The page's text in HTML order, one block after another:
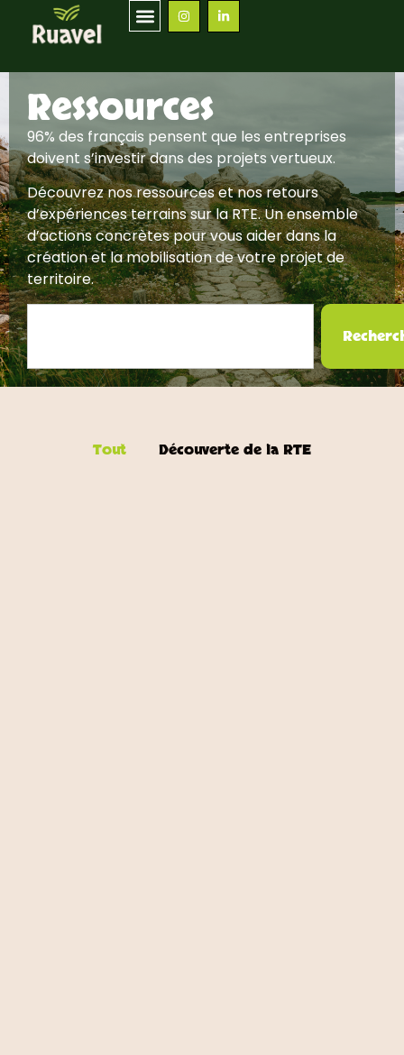
Ressources
96% des français pensent que les entreprises
doivent s’investir dans des projets vertueux.
Découvrez nos ressources et nos retours
d’expériences terrains sur la RTE. Un ensemble
d’actions concrètes pour vous aider dans la
création et la mobilisation de votre projet de
territoire.
Tout Découverte de la RTE